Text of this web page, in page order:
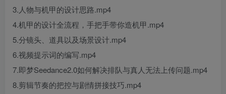
3.人物与机甲的设计思路.mp4
4.机甲的设计全流程，手把手带你造机甲.mp4
5.分镜头、道具以及场景设计.mp4
6.视频提示词的编写.mp4
7.即梦Seedance2.0如何解决排队与真人无法上传问题.mp4
8.剪辑节奏的把控与剧情拼接技巧.mp4